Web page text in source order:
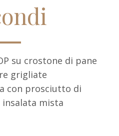
su crostone di pane
grigliate
con prosciutto di
insalata mista